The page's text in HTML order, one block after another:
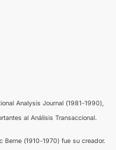
Analysis Journal (1981-1990),
al Análisis Transaccional.
Berne (1910-1970) fue su creador.